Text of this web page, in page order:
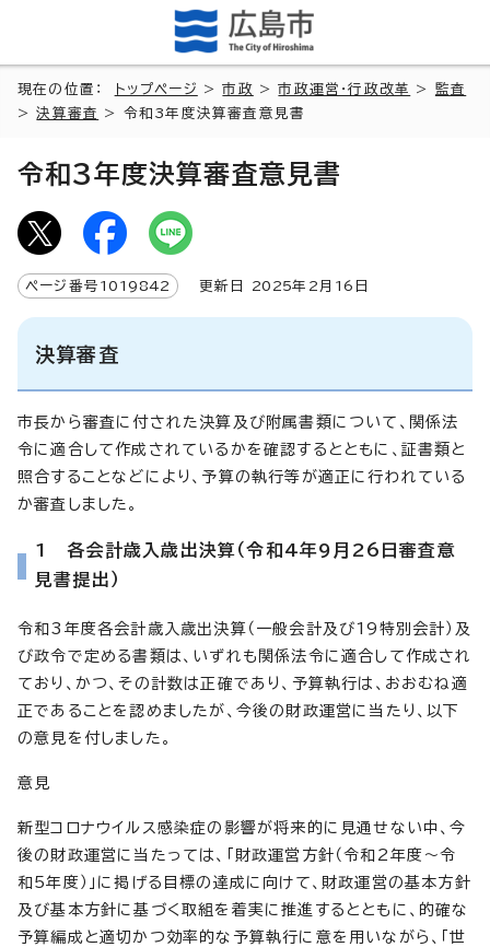
現在の位置： トップページ >市政 >市政運営・行政改革 > 監査
>決算審査 > 令和3年度決算審査意見書
令和3年度決算審査意見書
ページ番号 1019842 更新日 2025年2月 16 日
決算審査
市長から審査に付された決算及び附属書類について、関係法
令に適合して作成されているかを確認するとともに、証書類と
照合することなどにより、予算の執行等が適正に行われている
か審査しました。
1 各会計歳入歳出決算（令和4年9月26日審査意
見書提出）
令和3年度各会計歳入歳出決算（一般会計及び19特別会計）及
び政令で定める書類は、いずれも関係法令に適合して作成され
ており、かつ、その計数は正確であり、予算執行は、おおむね適
正であることを認めましたが、今後の財政運営に当たり、以下
の意見を付しました。
意見
新型コロナウイルス感染症の影響が将来的に見通せない中、今
後の財政運営に当たっては、「財政運営方針（令和2年度～令
和5年度）」に掲げる目標の達成に向けて、財政運営の基本方針
及び基本方針に基づく取組を着実に推進するとともに、的確な
予算編成と適切かつ効率的な予算執行に意を用いながら、「世